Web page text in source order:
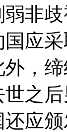
非
应
，
之
应